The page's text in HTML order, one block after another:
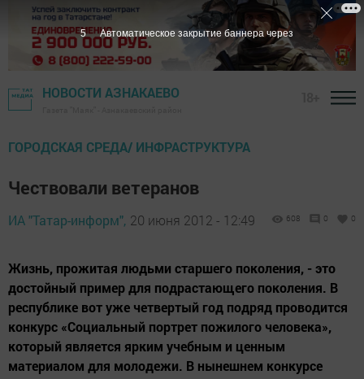
НОВОСТИ АЗНАКАЕВО
ГОРОДСКАЯ СРЕДА/ ИНФРАСТРУКТУРА
Чествовали ветеранов
ИА "Татар-информ", 20 июня 2012 - 12:49 608 0 0
Жизнь, прожитая людьми старшего поколения, - это
достойный пример для подрастающего поколения. В
республике вот уже четвертый год подряд проводится
конкурс «Социальный портрет пожилого человека»,
который является ярким учебным и ценным
материалом для молодежи. В нынешнем конкурсе
5 Автоматическое закрытие баннера через